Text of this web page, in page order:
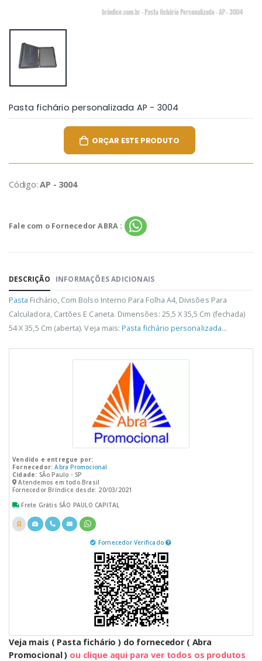
Pasta fichário personalizada AP - 3004
ORÇAR ESTE PRODUTO
Código:AP - 3004
Fale com o Fornecedor ABRA :
DESCRIÇÃO INFORMAÇÕES ADICIONAIS
Pasta Fichário, Com Bolso Interno Para Folha A4, Divisões Para
Calculadora, Cartões E Caneta. Dimensões: 25,5 X 35,5 Cm (fechada)
54 X 35,5 Cm (aberta). Veja mais:Pasta fichário personalizada...
Vendido e entregue por:
Fornecedor: Abra Promocional
Cidade: SÃo Paulo - SP
Atendemos em todo Brasil
Fornecedor Bríndice desde: 20/03/2021
Frete Grátis SÃO PAULO CAPITAL
Fornecedor Verificado
Veja mais ( Pasta fichário ) do fornecedor ( Abra
Promocional ) ou clique aqui para ver todos os produtos